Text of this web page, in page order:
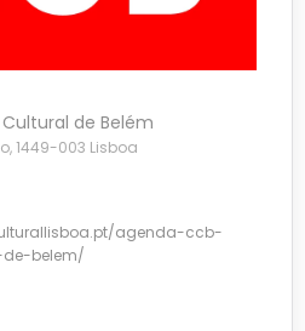
de Belém
1449-003 Lisboa
agenda-ccb-
belem/